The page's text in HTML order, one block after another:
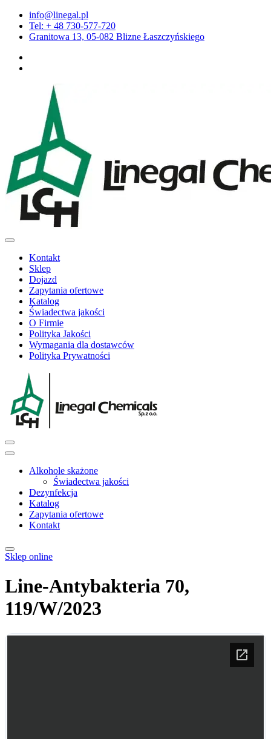
Przejdź
treści
info@linegal.pl
Tel: + 48 730-577-720
Granitowa 13, 05-082 Blizne Łaszczyńskiego
Kontakt
Sklep
Dojazd
Zapytania ofertowe
Katalog
Świadectwa jakości
O Firmie
Polityka Jakości
Wymagania dla dostawców
Polityka Prywatności
Alkohole skażone
Świadectwa jakości
Dezynfekcja
Katalog
Zapytania ofertowe
Kontakt
Sklep online
Line-Antybakteria 70,
119/W/2023